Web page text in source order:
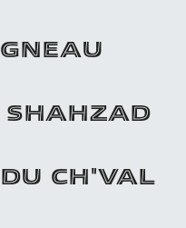
SHAHZAD
CH'VAL